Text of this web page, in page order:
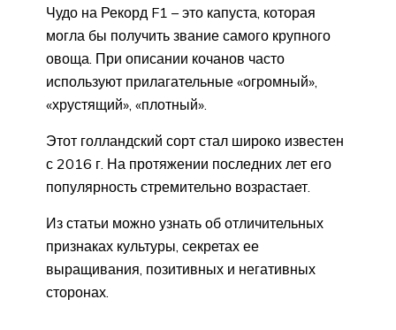
Чудо на Рекорд F1 – это капуста, которая
могла бы получить звание самого крупного
овоща. При описании кочанов часто
используют прилагательные «огромный»,
«хрустящий», «плотный».
Этот голландский сорт стал широко известен
с 2016 г. На протяжении последних лет его
популярность стремительно возрастает.
Из статьи можно узнать об отличительных
признаках культуры, секретах ее
выращивания, позитивных и негативных
сторонах.